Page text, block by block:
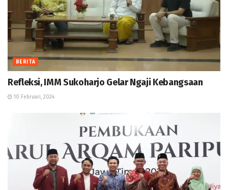
BERITA
Refleksi, IMM Sukoharjo Gelar Ngaji Kebangsaan
10 Februari, 2024